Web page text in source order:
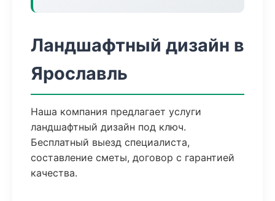
Ландшафтный дизайн в
Ярославль
Наша компания предлагает услуги
ландшафтный дизайн под ключ.
Бесплатный выезд специалиста,
составление сметы, договор с гарантией
качества.